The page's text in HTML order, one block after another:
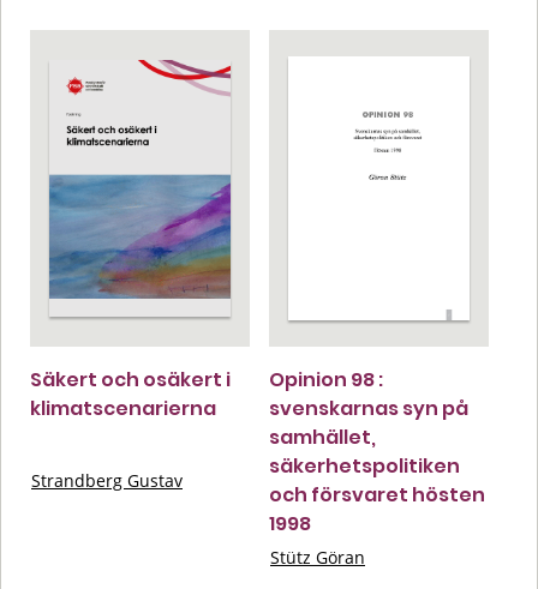
Säkert och osäkert i
klimatscenarierna
Strandberg Gustav
Opinion 98 :
svenskarnas syn på
samhället,
säkerhetspolitiken
och försvaret hösten
1998
Stütz Göran